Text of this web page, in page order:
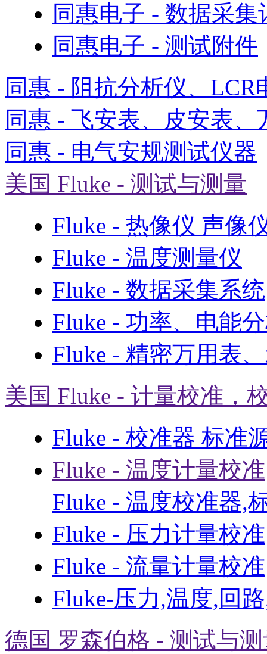
同惠电子 - 数据采集
同惠电子 - 测试附件
同惠 - 阻抗分析仪、LCR
同惠 - 飞安表、皮安表、
同惠 - 电气安规测试仪器
美国 Fluke - 测试与测量
Fluke - 热像仪 声像
Fluke - 温度测量仪
Fluke - 数据采集系统
Fluke - 功率、电能
Fluke - 精密万用表
美国 Fluke - 计量校准，
Fluke - 校准器 标准
Fluke - 温度计量校准
Fluke - 温度校准器,
Fluke - 压力计量校准
Fluke - 流量计量校准
Fluke-压力,温度,回
德国 罗森伯格 - 测试与